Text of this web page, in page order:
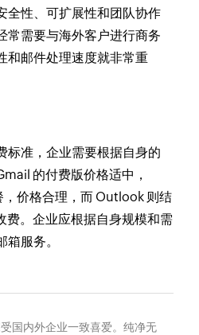
全性、可扩展性和团队协作
常需要与海外客户进行商务
和邮件处理速度就非常重
标准，企业需要根据自身的
的付费版价格适中，
价格合理，而 Outlook 则结
。企业应根据自身规模和需
服务。
国内外企业一致喜爱。纯净无